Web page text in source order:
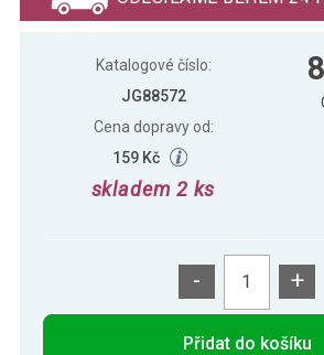
Katalogové číslo:
JG88572
Cena dopravy od:
159 Kč
skladem 2 ks
- +
Přidat do košíku